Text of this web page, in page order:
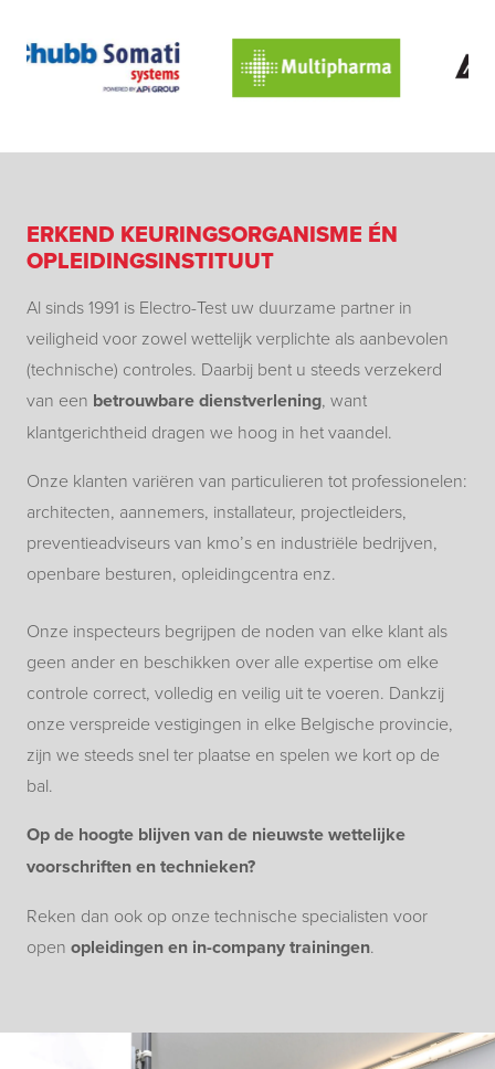
ERKEND KEURINGSORGANISME ÉN
OPLEIDINGSINSTITUUT
Al sinds 1991 is Electro-Test uw duurzame partner in
veiligheid voor zowel wettelijk verplichte als aanbevolen
(technische) controles. Daarbij bent u steeds verzekerd
van een betrouwbare dienstverlening, want
klantgerichtheid dragen we hoog in het vaandel.
Onze klanten variëren van particulieren tot professionelen:
architecten, aannemers, installateur, projectleiders,
preventieadviseurs van kmo’s en industriële bedrijven,
openbare besturen, opleidingcentra enz.
Onze inspecteurs begrijpen de noden van elke klant als
geen ander en beschikken over alle expertise om elke
controle correct, volledig en veilig uit te voeren. Dankzij
onze verspreide vestigingen in elke Belgische provincie,
zijn we steeds snel ter plaatse en spelen we kort op de
bal.
Op de hoogte blijven van de nieuwste wettelijke
voorschriften en technieken?
Reken dan ook op onze technische specialisten voor
open opleidingen en in-company trainingen.